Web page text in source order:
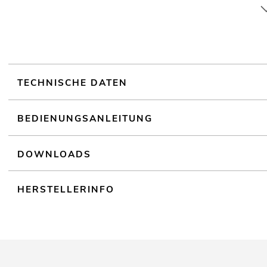
TECHNISCHE DATEN
BEDIENUNGSANLEITUNG
DOWNLOADS
HERSTELLERINFO